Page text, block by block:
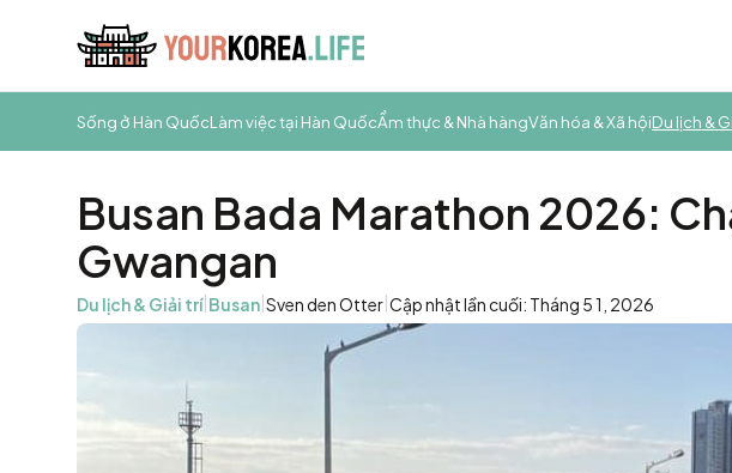
Sống ở Hàn QuốcLàm việc tại Hàn QuốcẨm thực & Nhà hàngVăn hóa & Xã hộiDu lịch &
Busan Bada Marathon 2026:
Gwangan
Du lịch & Giải trí|Busan|Sven den Otter|Cập nhật lần cuối: Tháng 5 1, 2026